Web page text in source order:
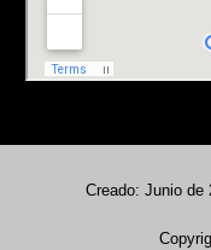
Creado: Junio de